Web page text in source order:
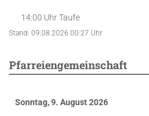
14:00 UhrTaufe
Stand: 09.08.2026 00:27 Uhr
Pfarreiengemeinschaft
Sonntag, 9. August 2026